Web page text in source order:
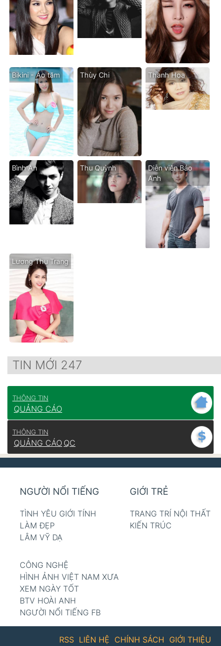
Bikini - Áo tăm Thùy Chi Thanh Hoa
Bình An Thu Quỳnh
Diễn viên Bảo
Anh
Lương Thu Trang
TIN MỚI 247
THÔNG TIN
QUẢNG CÁO
THÔNG TIN
QUẢNG CÁO QC
NGƯỜI NỔI TIẾNG
TÌNH YÊU GIỚI TÍNH
LÀM ĐẸP
LÂM VỸ DẠ
GIỚI TRẺ
TRANG TRÍ NỘI THẤT
KIẾN TRÚC
CÔNG NGHỆ
HÌNH ẢNH VIỆT NAM XƯA
XEM NGÀY TỐT
BTV HOÀI ANH
NGƯỜI NỔI TIẾNG FB
GIỚI THIỆU
CHÍNH SÁCH
LIÊN HỆ
RSS